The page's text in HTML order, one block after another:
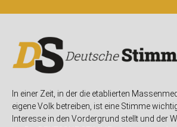
In einer Zeit, in der die etablierten
eigene Volk betreiben, ist eine Stimme
Interesse in den Vordergrund stellt und der